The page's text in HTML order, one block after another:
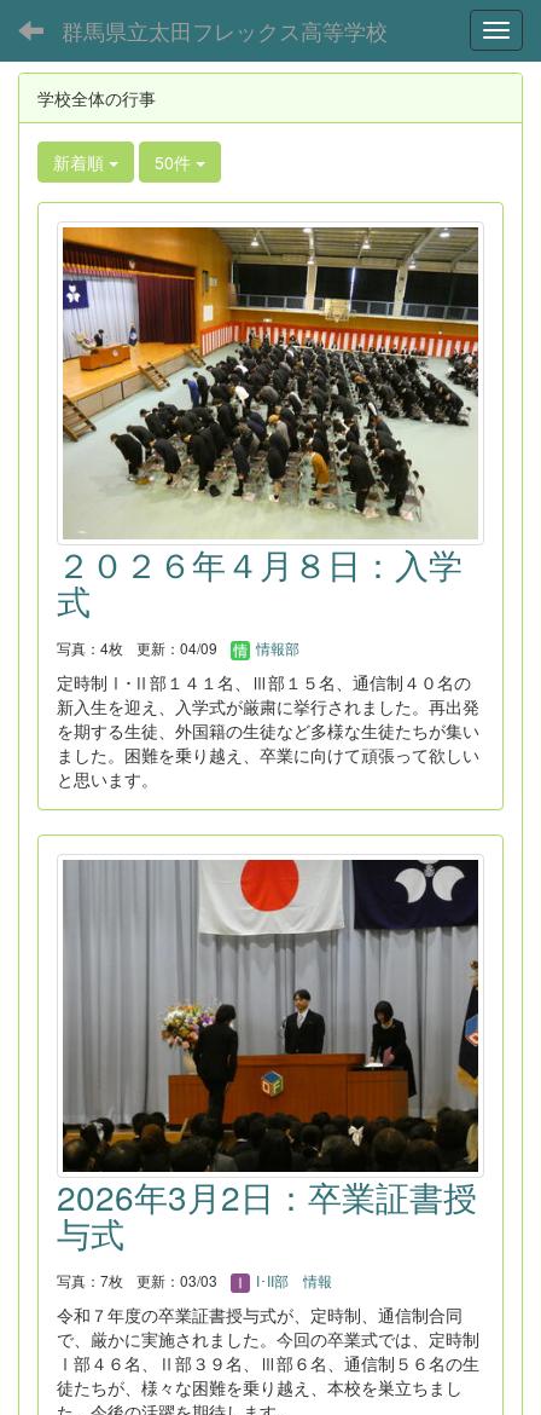
群馬県立太田フレックス高等学校
学校全体の行事
新着順 50件
２０２６年４月８日：入学
式
写真：4枚 更新：04/09 情報部
定時制Ⅰ･Ⅱ部１４１名、Ⅲ部１５名、通信制４０名の
新入生を迎え、入学式が厳粛に挙行されました。再出発
を期する生徒、外国籍の生徒など多様な生徒たちが集い
ました。困難を乗り越え、卒業に向けて頑張って欲しい
と思います。
2026年3月2日：卒業証書授
与式
写真：7枚 更新：03/03 I･II部 情報
令和７年度の卒業証書授与式が、定時制、通信制合同
で、厳かに実施されました。今回の卒業式では、定時制
Ⅰ部４６名、Ⅱ部３９名、Ⅲ部６名、通信制５６名の生
徒たちが、様々な困難を乗り越え、本校を巣立ちまし